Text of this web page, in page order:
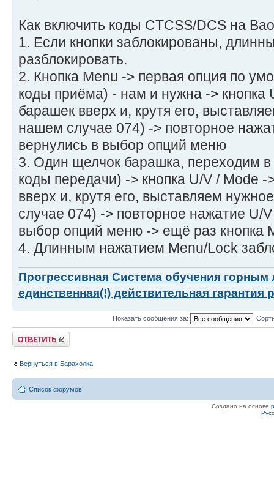
Как включить коды CTCSS/DCS на
1. Если кнопки заблокированы,
разблокировать.
2. Кнопка Menu -> первая опция по
коды приёма) - нам и нужна -> кнопка
барашек вверх и, крутя его,
нашем случае 074) -> повторное
вернулись в выбор опций меню
3. Один щелчок барашка, переходим
коды передачи) -> кнопка U/V / Mode
вверх и, крутя его, выставляем
случае 074) -> повторное нажатие U/
выбор опций меню -> ещё раз кнопка
4. Длинным нажатием Menu/Lock
Прогрессивная Система обучения
единственная(!) действительная гарантия
Показать сообщения за:
Ответить
Вернуться в Барахолка
Список форумов
Создано на основе